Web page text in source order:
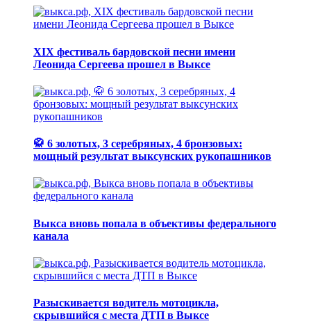
XIX фестиваль бардовской песни имени
Леонида Сергеева прошел в Выксе
🥋 6 золотых, 3 серебряных, 4 бронзовых:
мощный результат выксунских рукопашников
Выкса вновь попала в объективы федерального
канала
Разыскивается водитель мотоцикла,
скрывшийся с места ДТП в Выксе